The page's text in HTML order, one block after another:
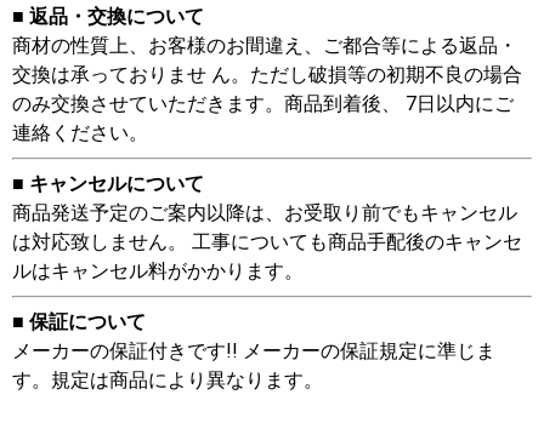
■ 返品・交換について
商材の性質上、お客様のお間違え、ご都合等による返品・
交換は承っておりませ ん。ただし破損等の初期不良の場合
のみ交換させていただきます。商品到着後、 7日以内にご
連絡ください。
■ キャンセルについて
商品発送予定のご案内以降は、お受取り前でもキャンセル
は対応致しません。 工事についても商品手配後のキャンセ
ルはキャンセル料がかかります。
■ 保証について
メーカーの保証付きです!! メーカーの保証規定に準じま
す。規定は商品により異なります。